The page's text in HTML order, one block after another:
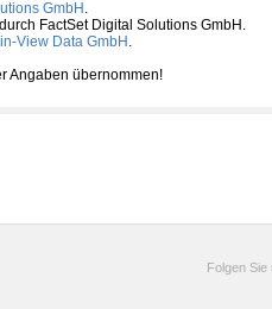
GmbH
FactSet Digital Solutions GmbH.
View Data GmbH
Angaben übernommen!
Folgen Sie